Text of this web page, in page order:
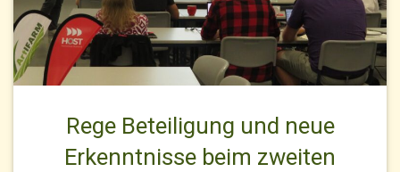
Rege Beteiligung und neue
Erkenntnisse beim zweiten